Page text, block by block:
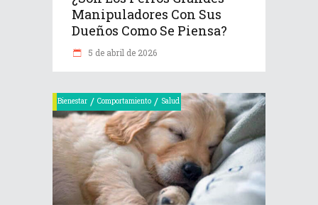
Manipuladores Con Sus
Dueños Como Se Piensa?
5 de abril de 2026
Bienestar / Comportamiento / Salud